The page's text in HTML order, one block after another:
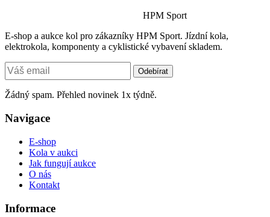
HPM Sport
E-shop a aukce kol pro zákazníky HPM Sport. Jízdní kola,
elektrokola, komponenty a cyklistické vybavení skladem.
Odebírat
Žádný spam. Přehled novinek 1x týdně.
Navigace
E-shop
Kola v aukci
Jak fungují aukce
O nás
Kontakt
Informace